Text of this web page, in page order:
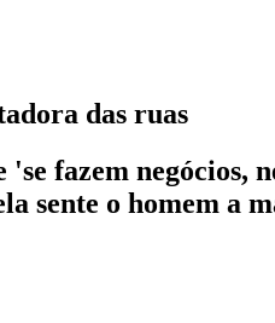
das ruas
'se fazem negócios,
sente o homem a